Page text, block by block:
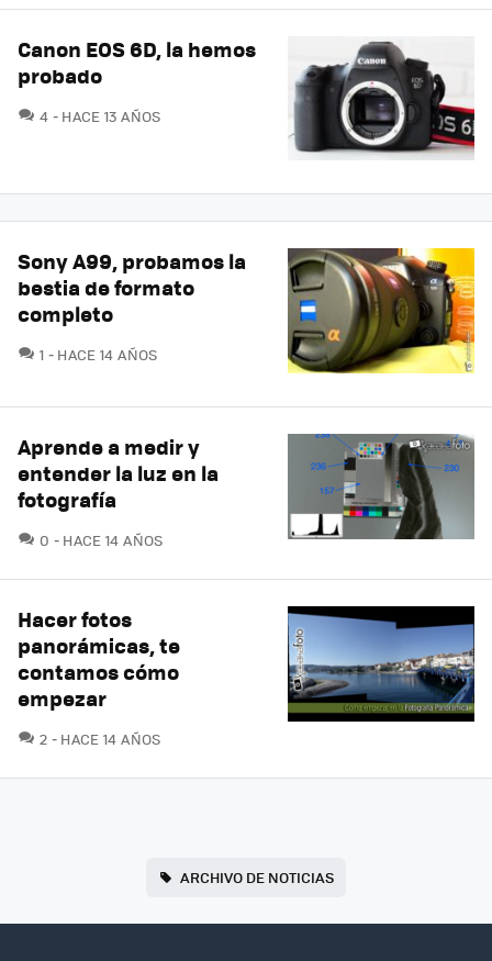
Canon EOS 6D, la hemos
probado
4 COMENTARIOS
HACE 13 AÑOS
Sony A99, probamos la
bestia de formato
completo
1 COMENTARIOS
HACE 14 AÑOS
Aprende a medir y
entender la luz en la
fotografía
0 COMENTARIOS
HACE 14 AÑOS
Hacer fotos
panorámicas, te
contamos cómo
empezar
2 COMENTARIOS
HACE 14 AÑOS
ARCHIVO DE NOTICIAS